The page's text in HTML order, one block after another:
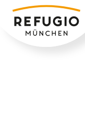
Zum
Inhalt
springen